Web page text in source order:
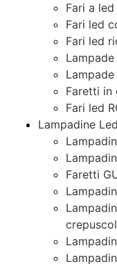
Fari a
Fari led
Fari led
Faretti in
Fari led
Lampadine Led
Faretti